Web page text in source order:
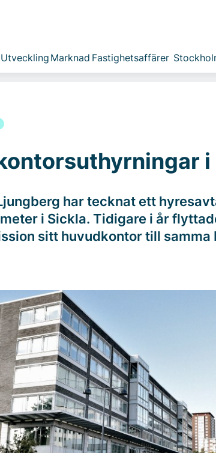
Utveckling Marknad Fastighetsaffärer
i
har tecknat ett
i Sickla. Tidigare i år
sitt huvudkontor till samma